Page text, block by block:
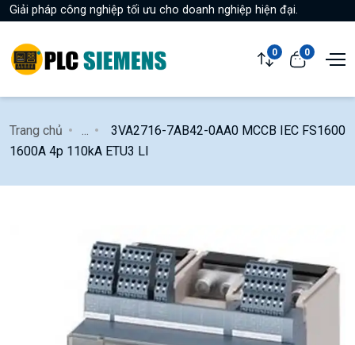
Giải pháp công nghiệp tối ưu cho doanh nghiệp hiện đại.
0 0
Trang chủ
3VA2716-7AB42-0AA0 MCCB IEC FS1600
1600A 4p 110kA ETU3 LI